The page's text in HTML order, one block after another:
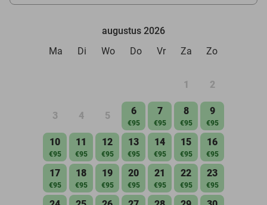
augustus 2026
Ma
Di Wo Do Vr Za Zo
1 2
3 4 5 6
€95
7
€95
8
€95
9
€95
10
€95
11
€95
12
€95
13
€95
14
€95
15
€95
16
€95
17
€95
18
€95
19
€95
20
€95
21
€95
22
€95
23
€95